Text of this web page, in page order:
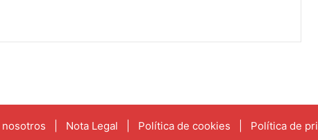
Nota Legal Política de cookies Política de